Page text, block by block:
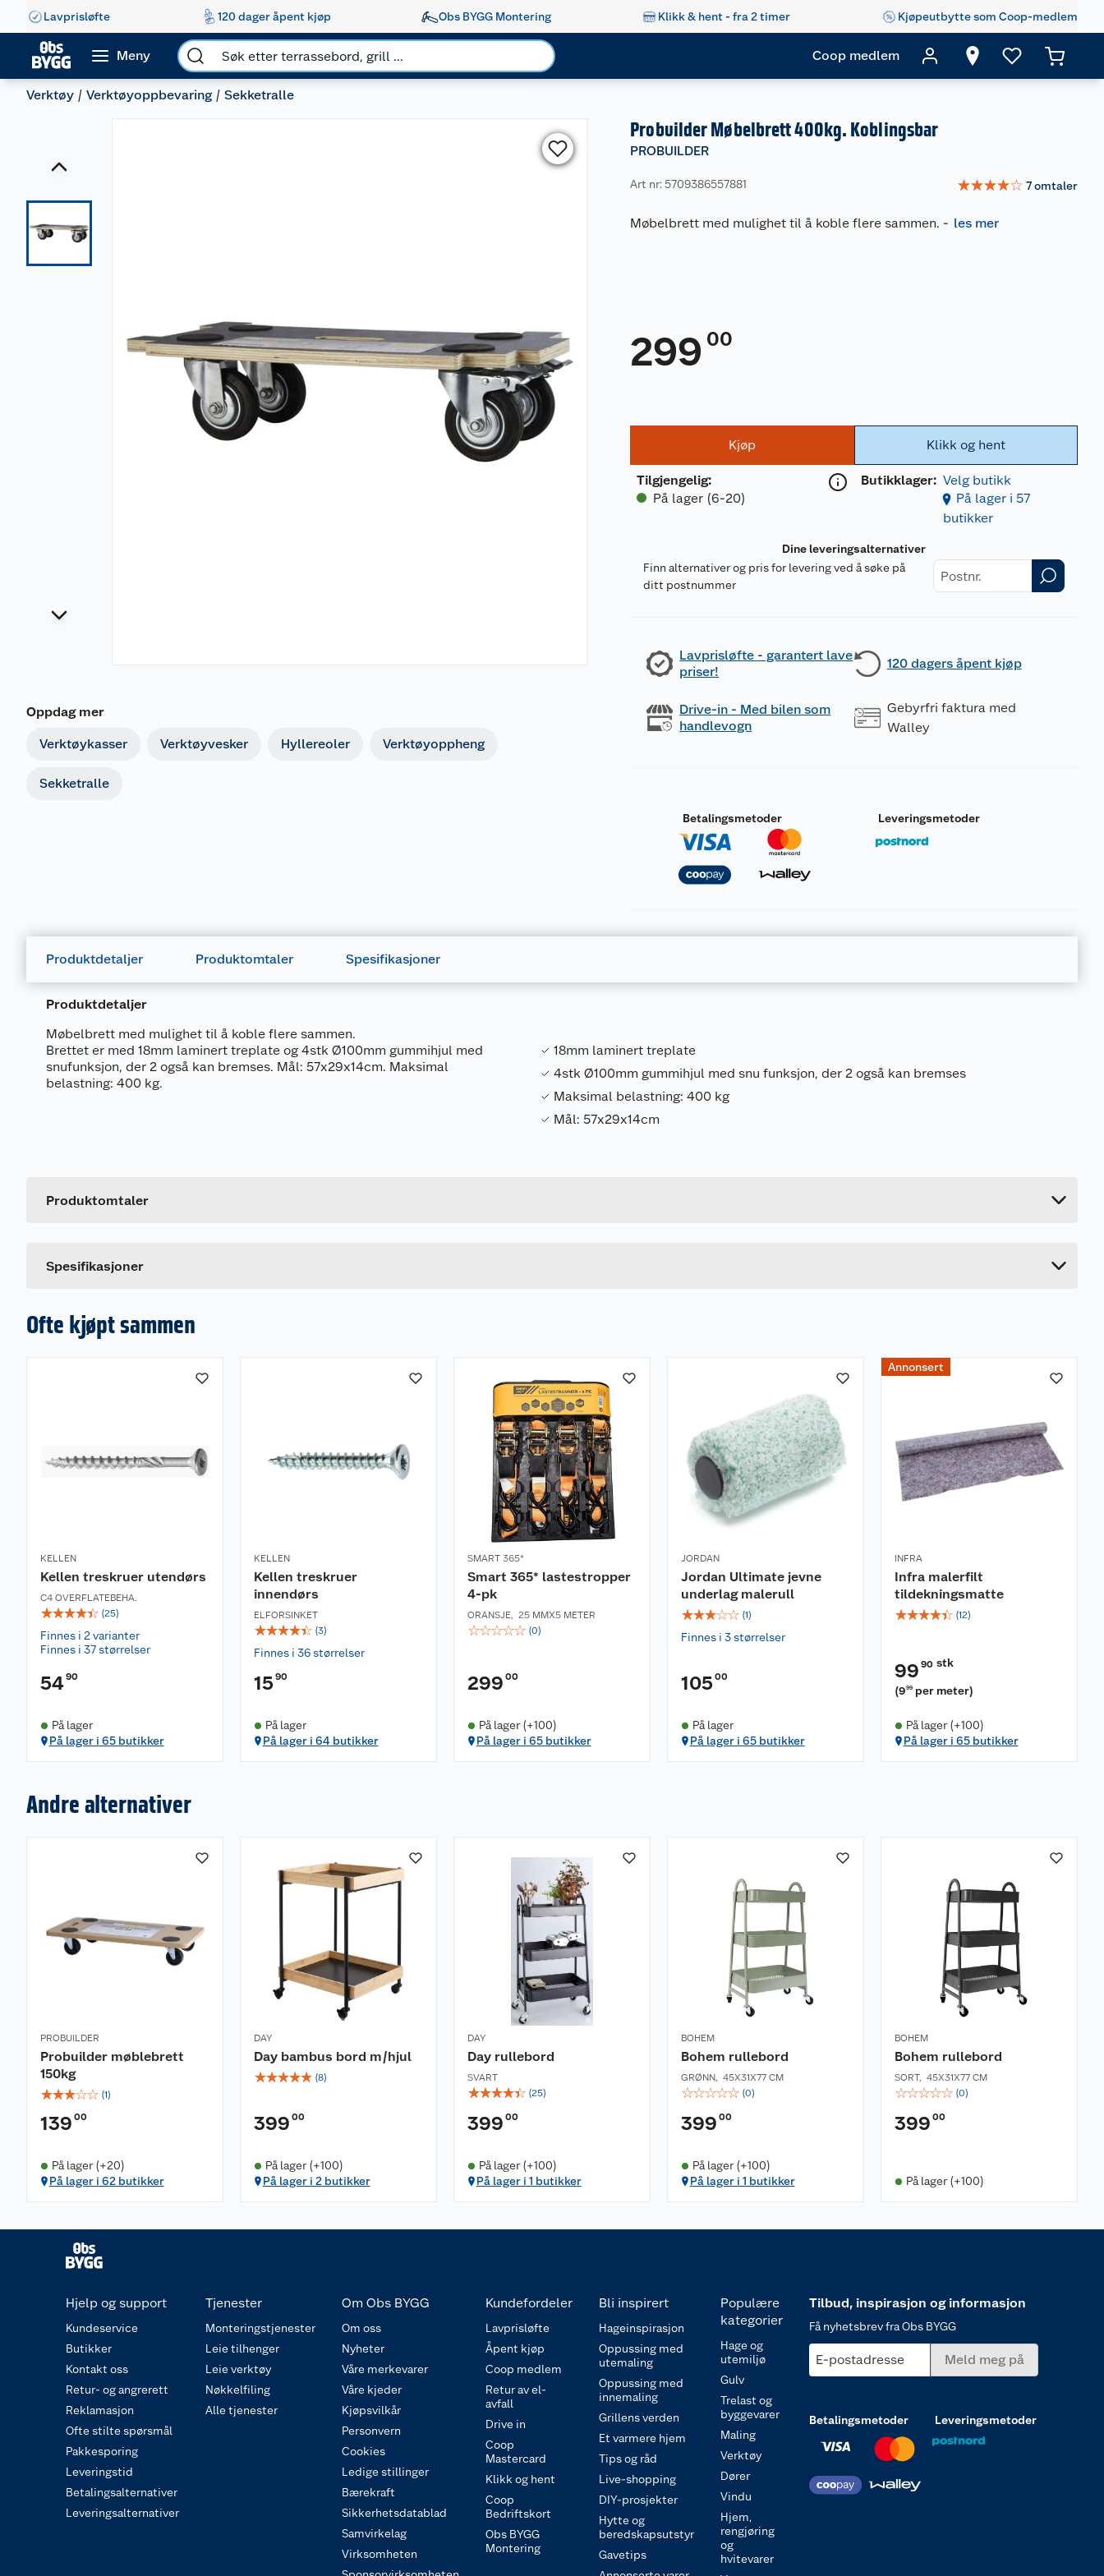
Lavprisløfte 120 dager åpent kjøp Obs BYGG Montering Klikk & hent - fra 2 timer Kjøpeutbytte som Coop-medlem
Meny Coop medlem
Verktøy Verktøyoppbevaring Sekketralle
Oppdag mer
Verktøykasser Verktøyvesker Hyllereoler Verktøyoppheng
Sekketralle
Probuilder Møbelbrett 400kg. Koblingsbar
PROBUILDER
Art nr: 5709386557881 ☆☆☆☆☆ 7omtaler
Møbelbrett med mulighet til å koble flere sammen. - les mer
299 00
Kjøp
Tilgjengelig:
På lager (6-20)
Klikk og hent
Butikklager: Velg butikk
På lager i 57
butikker
Dine leveringsalternativer
Finn alternativer og pris for levering ved å søke på
ditt postnummer
Lavprisløfte - garantert lave
priser!
120 dagers åpent kjøp
Drive-in - Med bilen som
handlevogn
Gebyrfri faktura med
Walley
Betalingsmetoder Leveringsmetoder
Produktdetaljer Produktomtaler Spesifikasjoner
Produktdetaljer
Møbelbrett med mulighet til å koble flere sammen.
Brettet er med 18mm laminert treplate og 4stk Ø100mm gummihjul med
snufunksjon, der 2 også kan bremses. Mål: 57x29x14cm. Maksimal
belastning: 400 kg.
18mm laminert treplate
4stk Ø100mm gummihjul med snu funksjon, der 2 også kan bremses
Maksimal belastning: 400 kg
Mål: 57x29x14cm
Produktomtaler
Spesifikasjoner
Leverandørens artikkelnummer
Ofte kjøpt sammen
KELLEN
Kellen treskruer utendørs
C4 OVERFLATEBEHA.
☆☆☆☆☆ (25)
Finnes i 2 varianter
Finnes i 37 størrelser
5490
På lager
På lager i 65 butikker
KELLEN
Kellen treskruer
innendørs
ELFORSINKET
☆☆☆☆☆ (3)
Finnes i 36 størrelser
15 90
På lager
På lager i 64 butikker
SMART 365*
Smart 365* lastestropper
4-pk
ORANSJE, 25 MMX5 METER
☆☆☆☆☆ (0)
299 00
På lager (+100)
På lager i 65 butikker
JORDAN
Jordan Ultimate jevne
underlag malerull
☆☆☆☆☆ (1)
Finnes i 3 størrelser
105 00
På lager
På lager i 65 butikker
Annonsert
INFRA
Infra malerfilt
tildekningsmatte
☆☆☆☆☆ (12)
99 90 stk
(999 per meter)
På lager (+100)
På lager i 65 butikker
Andre alternativer
PROBUILDER
Probuilder møblebrett
150kg
☆☆☆☆☆ (1)
139 00
På lager (+20)
På lager i 62 butikker
DAY
Day bambus bord m/hjul
☆☆☆☆☆ (8)
399 00
På lager (+100)
På lager i 2 butikker
DAY
Day rullebord
SVART
☆☆☆☆☆ (25)
399 00
På lager (+100)
På lager i 1 butikker
BOHEM
Bohem rullebord
GRØNN, 45X31X77 CM
☆☆☆☆☆ (0)
399 00
På lager (+100)
På lager i 1 butikker
BOHEM
Bohem rullebord
SORT, 45X31X77 CM
☆☆☆☆☆ (0)
399 00
På lager (+100)
Hjelp og support
Kundeservice
Butikker
Kontakt oss
Retur- og angrerett
Reklamasjon
Ofte stilte spørsmål
Pakkesporing
Leveringstid
Betalingsalternativer
Leveringsalternativer
Tjenester
Monteringstjenester
Leie tilhenger
Leie verktøy
Nøkkelfiling
Alle tjenester
Om Obs BYGG
Om oss
Nyheter
Våre merkevarer
Våre kjeder
Kjøpsvilkår
Personvern
Cookies
Ledige stillinger
Bærekraft
Sikkerhetsdatablad
Samvirkelag
Virksomheten
Kundefordeler
Lavprisløfte
Åpent kjøp
Coop medlem
Retur av el-
avfall
Drive in
Coop
Mastercard
Klikk og hent
Coop
Bedriftskort
Obs BYGG
Montering
Bli inspirert
Hageinspirasjon
Oppussing med
utemaling
Oppussing med
innemaling
Grillens verden
Et varmere hjem
Tips og råd
Live-shopping
DIY-prosjekter
Hytte og
beredskapsutstyr
Gavetips
Populære
kategorier
Hage og
utemiljø
Gulv
Trelast og
byggevarer
Maling
Verktøy
Dører
Vindu
Hjem,
rengjøring
og
hvitevarer
Tilbud, inspirasjon og informasjon
Få nyhetsbrev fra Obs BYGG
E-postadresse Meld meg på
Betalingsmetoder Leveringsmetoder